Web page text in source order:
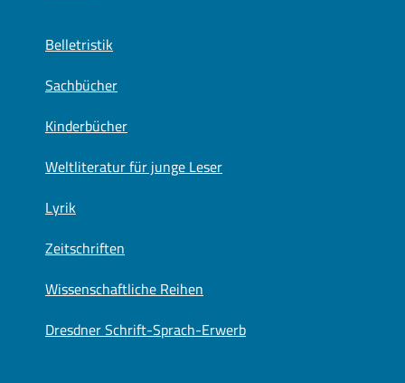
Belletristik
Sachbücher
Kinderbücher
Weltliteratur für junge Leser
Lyrik
Zeitschriften
Wissenschaftliche Reihen
Dresdner Schrift-Sprach-Erwerb